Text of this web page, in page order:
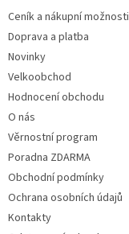
Ceník a nákupní možnosti
Doprava a platba
Novinky
Velkoobchod
Hodnocení obchodu
O nás
Věrnostní program
Poradna ZDARMA
Obchodní podmínky
Ochrana osobních údajů
Kontakty